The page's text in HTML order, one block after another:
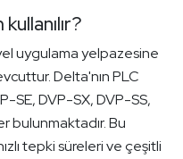
uygulama yelpazesine
Delta'nın PLC
SE, DVP-SX, DVP-SS,
bulunmaktadır. Bu
tepki süreleri ve çeşitli